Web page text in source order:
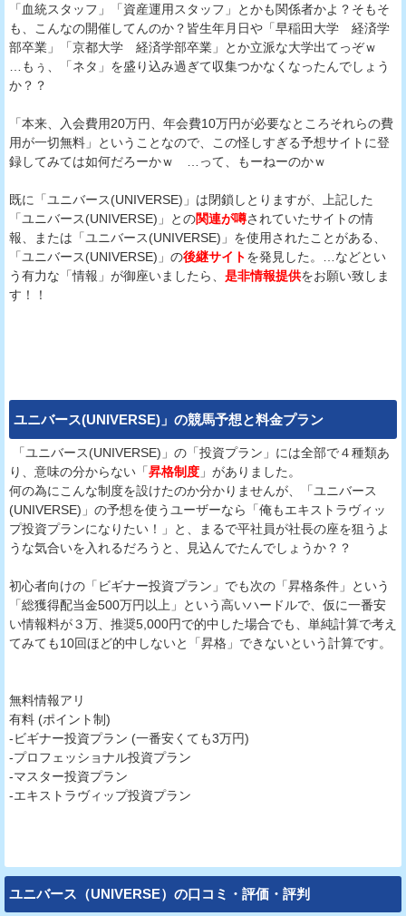
「血統スタッフ」「資産運用スタッフ」とかも関係者かよ？そもそ
も、こんなの開催してんのか？皆生年月日や「早稲田大学 経済学
部卒業」「京都大学 経済学部卒業」とか立派な大学出てっぞｗ
…もぅ、「ネタ」を盛り込み過ぎて収集つかなくなったんでしょう
か？？
「本来、入会費用20万円、年会費10万円が必要なところそれらの費
用が一切無料」ということなので、この怪しすぎる予想サイトに登
録してみては如何だろーかｗ …って、もーねーのかｗ
既に「ユニバース(UNIVERSE)」は閉鎖しとりますが、上記した
「ユニバース(UNIVERSE)」との関連が噂されていたサイトの情
報、または「ユニバース(UNIVERSE)」を使用されたことがある、
「ユニバース(UNIVERSE)」の後継サイトを発見した。…などとい
う有力な「情報」が御座いましたら、 是非情報提供をお願い致しま
す！！
ユニバース(UNIVERSE) 」の競馬予想と料金プラン
「ユニバース(UNIVERSE)」の「投資プラン」には全部で４種類あ
り、意味の分からない「昇格制度 」がありました。
何の為にこんな制度を設けたのか分かりませんが、「ユニバース
(UNIVERSE)」の予想を使うユーザーなら「俺もエキストラヴィッ
プ投資プランになりたい！」と、まるで平社員が社長の座を狙うよ
うな気合いを入れるだろうと、見込んでたんでしょうか？？
初心者向けの「ビギナー投資プラン」でも次の「昇格条件」という
「総獲得配当金500万円以上」という高いハードルで、仮に一番安
い情報料が３万、推奨5,000円で的中した場合でも、単純計算で考え
てみても10回ほど的中しないと「昇格」できないという計算です。
無料情報アリ
有料 (ポイント制)
-ビギナー投資プラン (一番安くても3万円)
-プロフェッショナル投資プラン
-マスター投資プラン
-エキストラヴィップ投資プラン
ユニバース（UNIVERSE）の口コミ・評価・評判